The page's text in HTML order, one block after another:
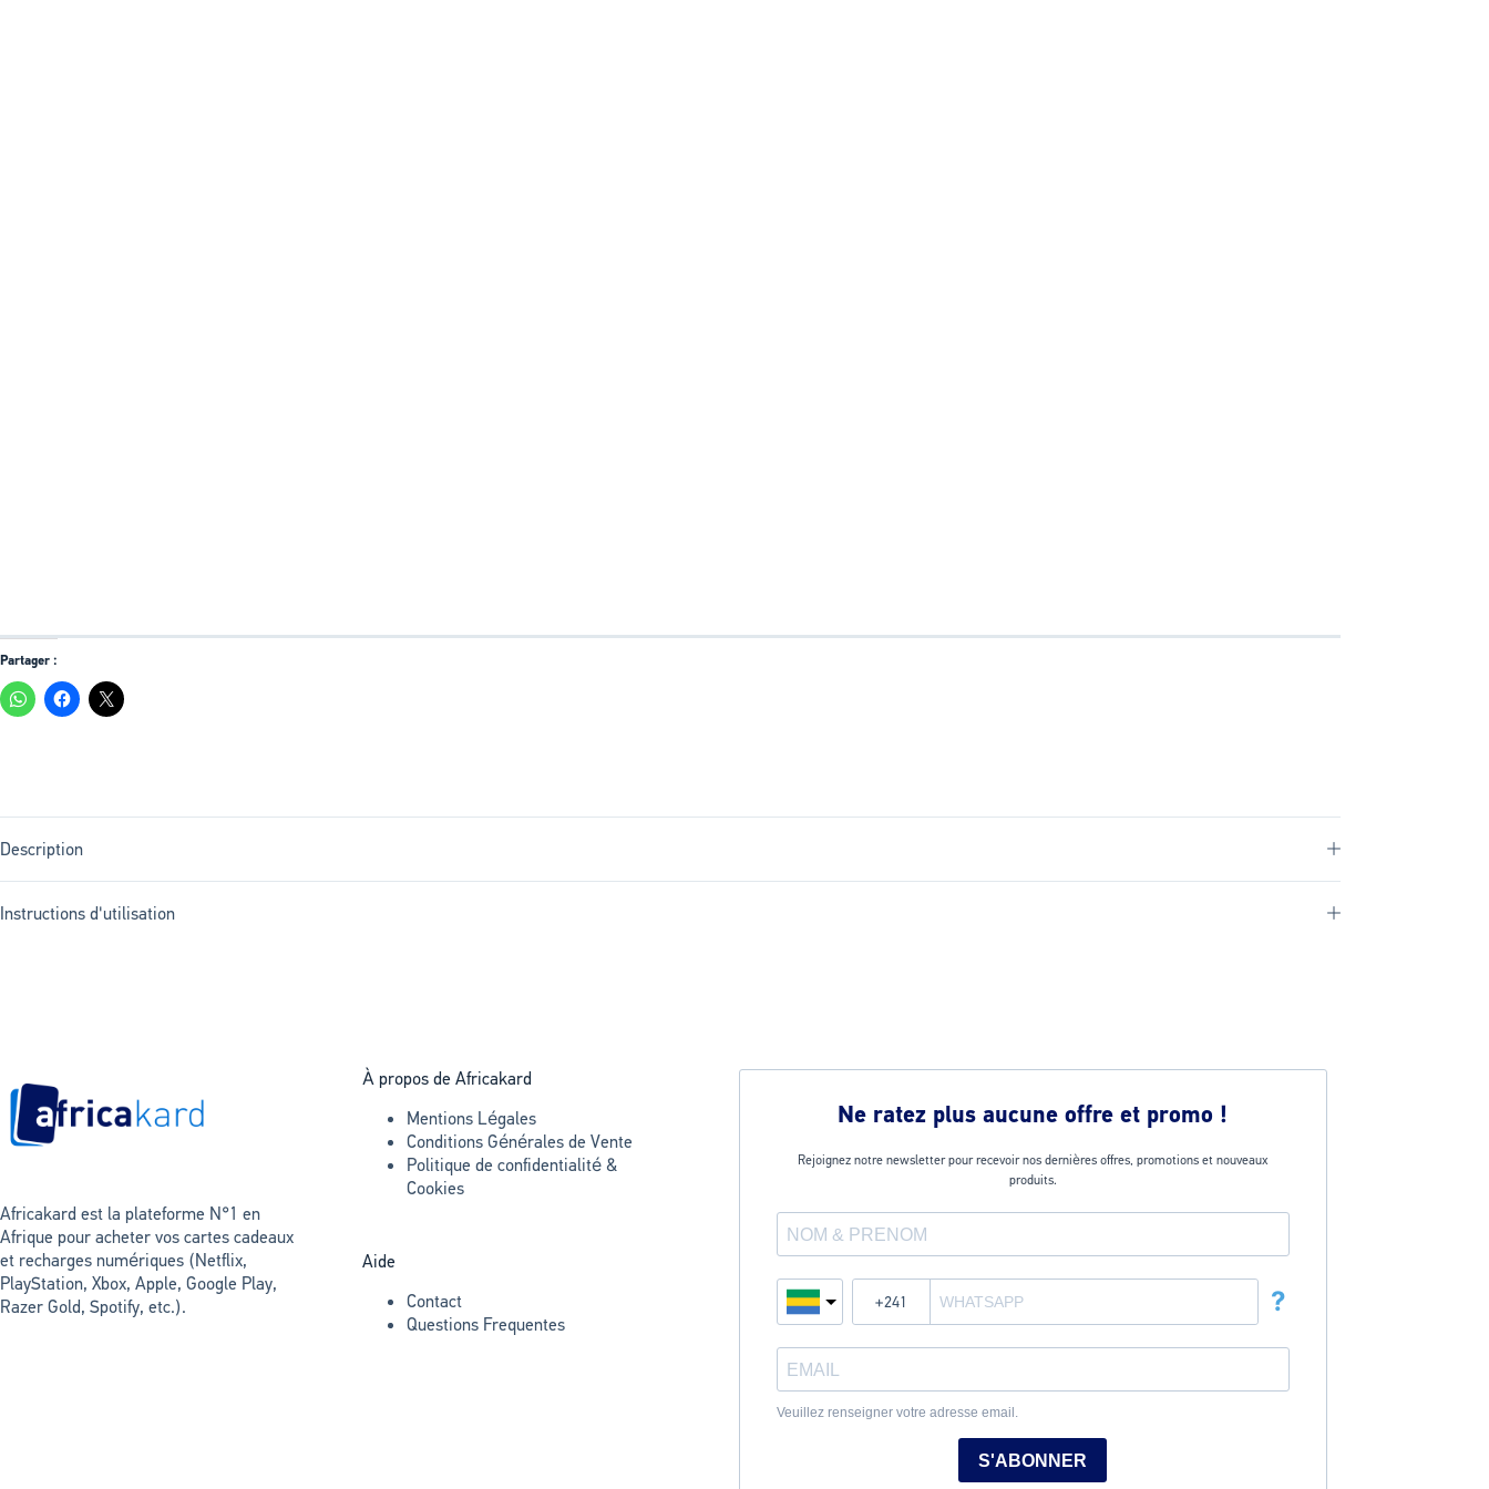
Partager :
Description
Instructions d'utilisation
Africakard est la plateforme N°1 en
Afrique pour acheter vos cartes cadeaux
et recharges numériques (Netflix,
PlayStation, Xbox, Apple, Google Play,
Razer Gold, Spotify, etc.).
À propos de Africakard
Mentions Légales
Conditions Générales de Vente
Politique de confidentialité &
Cookies
Aide
Contact
Questions Frequentes
Ne ratez plus aucune offre et promo !
Rejoignez notre newsletter pour recevoir nos dernières offres, promotions et nouveaux
produits.
?
Veuillez renseigner votre adresse email.
S'ABONNER